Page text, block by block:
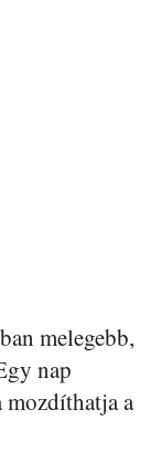
melegebb,
nap
a